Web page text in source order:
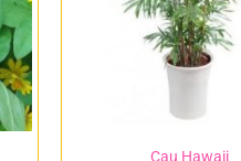
Cau Hawaii